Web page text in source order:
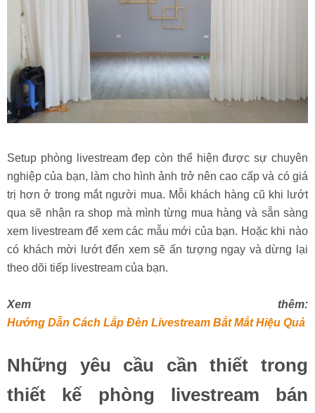
Setup phòng livestream đẹp còn thể hiện được sự chuyên
nghiệp của bạn, làm cho hình ảnh trở nên cao cấp và có giá
trị hơn ở trong mắt người mua. Mỗi khách hàng cũ khi lướt
qua sẽ nhận ra shop mà mình từng mua hàng và sẵn sàng
xem livestream để xem các mẫu mới của bạn. Hoặc khi nào
có khách mời lướt đến xem sẽ ấn tượng ngay và dừng lại
theo dõi tiếp livestream của bạn.
Xem thêm:
Hướng Dẫn Cách Lắp Đèn Livestream Bắt Mắt Hiệu Quả
Những yêu cầu cần thiết trong
thiết kế phòng livestream bán